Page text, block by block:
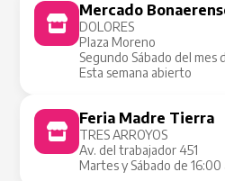
Mercado
DOLORES
Plaza Moreno
Segundo Sábado del mes
Esta semana abierto
Feria Madre Tierra
TRES ARROYOS
Av. del trabajador 451
Martes y Sábado de 16:00